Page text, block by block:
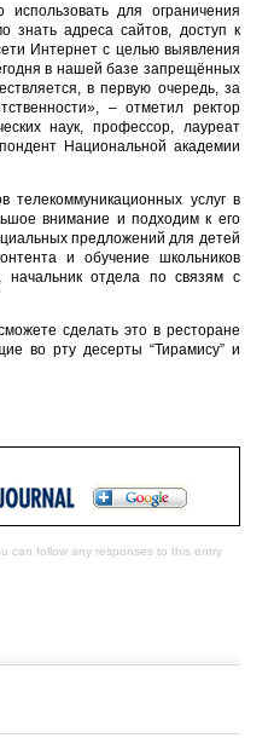
для ограничения
знать адреса сайтов, доступ к
Интернет с целью выявления
в нашей базе запрещённых
в первую очередь, за
– отметил ректор
наук, профессор, лауреат
Национальной академии
услуг в
внимание и подходим к его
предложений для детей
и обучение школьников
начальник отдела по связям с
сделать это в ресторане
во рту десерты “Тирамису” и
can follow any responses to this entry